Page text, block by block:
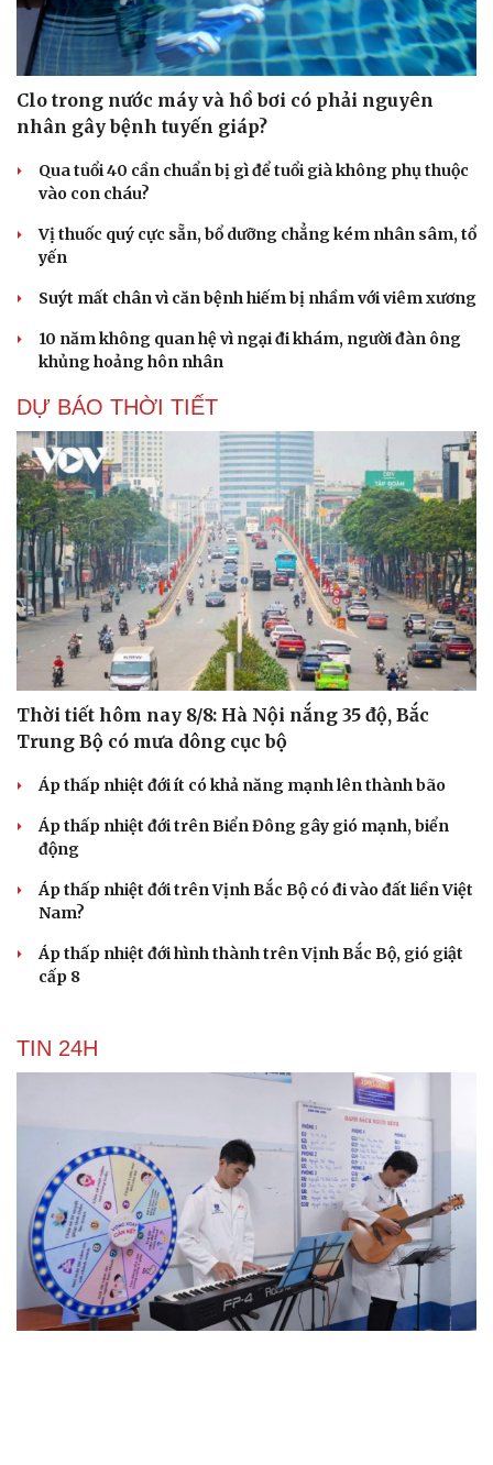
Clo trong nước máy và hồ bơi có phải nguyên
nhân gây bệnh tuyến giáp?
Qua tuổi 40 cần chuẩn bị gì để tuổi già không phụ thuộc
vào con cháu?
Vị thuốc quý cực sẵn, bổ dưỡng chẳng kém nhân sâm, tổ
yến
Suýt mất chân vì căn bệnh hiếm bị nhầm với viêm xương
10 năm không quan hệ vì ngại đi khám, người đàn ông
khủng hoảng hôn nhân
DỰ BÁO THỜI TIẾT
Thời tiết hôm nay 8/8: Hà Nội nắng 35 độ, Bắc
Trung Bộ có mưa dông cục bộ
Áp thấp nhiệt đới ít có khả năng mạnh lên thành bão
Áp thấp nhiệt đới trên Biển Đông gây gió mạnh, biển
động
Áp thấp nhiệt đới trên Vịnh Bắc Bộ có đi vào đất liền Việt
Nam?
Áp thấp nhiệt đới hình thành trên Vịnh Bắc Bộ, gió giật
cấp 8
TIN 24H